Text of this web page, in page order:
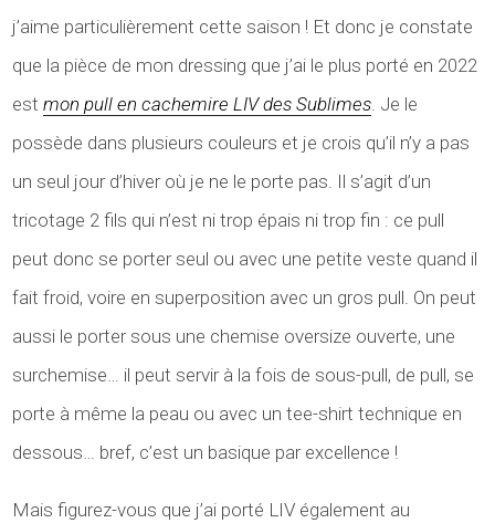
j’aime particulièrement cette saison ! Et donc je constate
que la pièce de mon dressing que j’ai le plus porté en 2022
estmon pull en cachemire LIV des Sublimes . Je le
possède dans plusieurs couleurs et je crois qu’il n’y a pas
un seul jour d’hiver où je ne le porte pas. Il s’agit d’un
tricotage 2 fils qui n’est ni trop épais ni trop fin : ce pull
peut donc se porter seul ou avec une petite veste quand il
fait froid, voire en superposition avec un gros pull. On peut
aussi le porter sous une chemise oversize ouverte, une
surchemise… il peut servir à la fois de sous-pull, de pull, se
porte à même la peau ou avec un tee-shirt technique en
dessous… bref, c’est un basique par excellence !
Mais figurez-vous que j’ai porté LIV également au